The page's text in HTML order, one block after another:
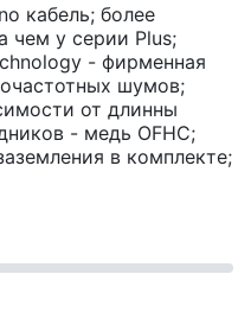
кабель; более
чем у серии Plus;
- фирменная
шумов;
от длинны
- медь OFHC;
в комплекте;